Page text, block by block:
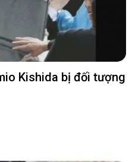
Kishida bị đối tượng